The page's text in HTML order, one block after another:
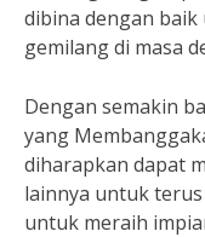
dibina dengan
gemilang di masa
Dengan semakin
yang
diharapkan dapat
lainnya untuk
untuk meraih